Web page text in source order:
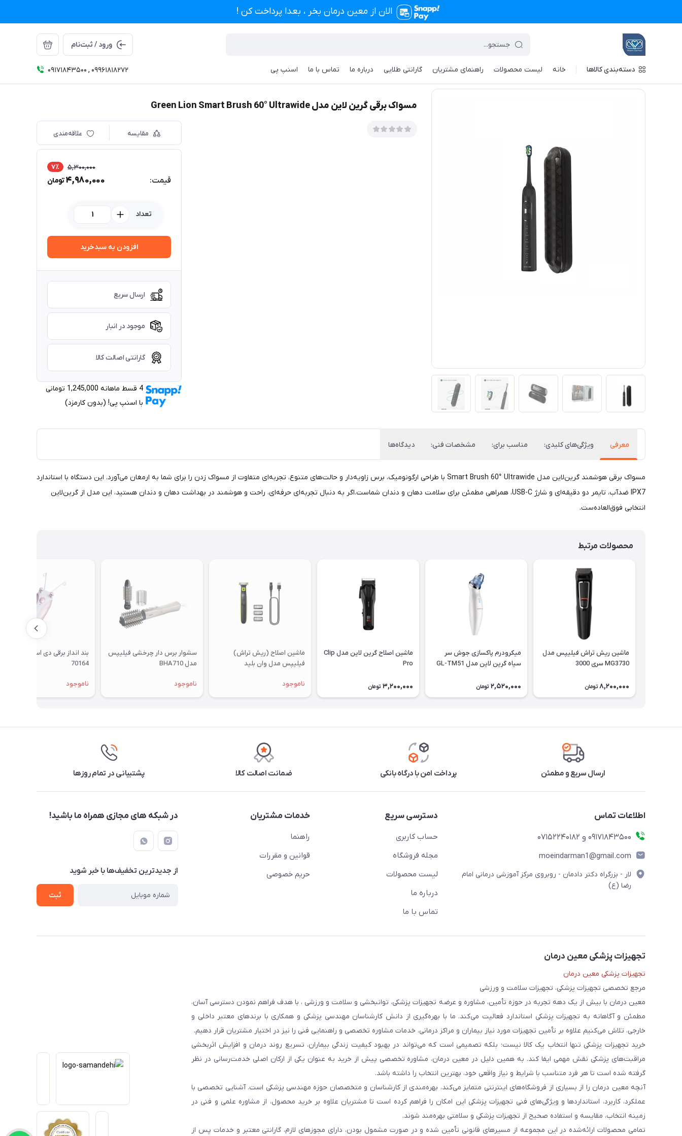
الان از معین درمان بخر ، بعدا پرداخت کن !
ورود / ثبت‌نام
دسته‌بندی کالاها خانه لیست محصولات راهنمای مشتریان گارانتی طلایی درباره ما تماس با ما اسنپ پی 09171843500 , 09961818272 تجهیزات پزشکی معین درمان / فهرست محصولات / مسواک برقی گرین لاین مدل Green Lion Smart Brush 60° Ultrawide
مسواک برقی گرین لاین مدل Green Lion Smart Brush 60° Ultrawide
مقایسه علاقه‌مندی
قیمت:
5,300,000 7٪
4,980,000تومان
تعداد
افزودن به سبدخرید
ارسال سریع
موجود در انبار
گارانتی اصالت کالا
4 قسط ماهانه 1,245,000 تومانی
با اسنپ ‌پی! (بدون کارمزد)
معرفی ویژگی‌های کلیدی: مناسب برای: مشخصات فنی: دیدگاه‌ها
مسواک برقی هوشمند گرین‌لاین مدل Smart Brush 60° Ultrawide با طراحی ارگونومیک، برس زاویه‌دار و حالت‌های متنوع، تجربه‌ای متفاوت از مسواک زدن را برای شما به ارمغان می‌آورد. این دستگاه با استاندارد
IPX7 ضدآب، تایمر دو دقیقه‌ای و شارژ USB-C، همراهی مطمئن برای سلامت دهان و دندان شماست.اگر به دنبال تجربه‌ای حرفه‌ای، راحت و هوشمند در بهداشت دهان و دندان هستید، این مدل از گرین‌لاین
انتخابی فوق‌العاده‌ست.
محصولات مرتبط
ماشین ریش تراش فیلیپس مدل
MG3730 سری 3000
8,200,000 تومان
میکرودرم پاکسازی جوش سر
سیاه گرین لاین مدل GL-TM51
2,520,000 تومان
ماشین اصلاح گرین لاین مدل Clip
Pro
3,200,000 تومان
ماشین اصلاح (ریش تراش)
فیلیپس مدل وان بلید
ناموجود
سشوار برس دار چرخشی فیلیپس
مدل BHA710
ناموجود
بند انداز برقی دی اس پی مدل
70164
ناموجود
ارسال سریع و مطمئن پرداخت امن با درگاه بانکی ضمانت اصالت کالا پشتیبانی در تمام روزها
اطلاعات تماس
09171843500 و 07152240182
moeindarman1@gmail.com
لار - بزرگراه دکتر دادمان - روبروی مرکز آموزشی درمانی امام
رضا (ع)
دسترسی سریع
حساب کاربری
مجله فروشگاه
لیست محصولات
درباره ما
تماس با ما
خدمات مشتریان
راهنما
قوانین و مقررات
حریم خصوصی
در شبکه های مجازی همراه ما باشید!
از جدید‌ترین تخفیف‌ها با‌ خبر شوید
ثبت
تجهیزات پزشکی معین درمان
تجهیزات پزشکی معین درمان
مرجع تخصصی تجهیزات پزشکی، تجهیزات سلامت و ورزشی
معین درمان با بیش از یک دهه تجربه در حوزه تأمین، مشاوره و عرضه تجهیزات پزشکی، توانبخشی و سلامت و ورزشی ، با هدف فراهم نمودن دسترسی آسان،
مطمئن و آگاهانه به تجهیزات پزشکی استاندارد فعالیت می‌کند. ما با بهره‌گیری از دانش کارشناسان مهندسی پزشکی و همکاری با برندهای معتبر داخلی و
خارجی، تلاش می‌کنیم علاوه بر تأمین تجهیزات مورد نیاز بیماران و مراکز درمانی، خدمات مشاوره تخصصی و راهنمایی فنی را نیز در اختیار مشتریان قرار دهیم.
خرید تجهیزات پزشکی تنها انتخاب یک کالا نیست؛ بلکه تصمیمی است که می‌تواند در بهبود کیفیت زندگی بیماران، تسریع روند درمان و افزایش اثربخشی
مراقبت‌های پزشکی نقش مهمی ایفا کند. به همین دلیل در معین درمان، مشاوره تخصصی پیش از خرید به عنوان یکی از ارکان اصلی خدمت‌رسانی در نظر
گرفته شده است تا هر فرد متناسب با شرایط و نیاز واقعی خود، بهترین انتخاب را داشته باشد.
آنچه معین درمان را از بسیاری از فروشگاه‌های اینترنتی متمایز می‌کند، بهره‌مندی از کارشناسان و متخصصان حوزه مهندسی پزشکی است. آشنایی تخصصی با
عملکرد، کاربرد، استانداردها و ویژگی‌های فنی تجهیزات پزشکی این امکان را فراهم کرده است تا مشتریان علاوه بر خرید محصول، از مشاوره علمی و فنی در
زمینه انتخاب، مقایسه و استفاده صحیح از تجهیزات پزشکی و سلامتی بهره‌مند شوند.
تمامی محصولات ارائه‌شده در این مجموعه از مسیرهای قانونی تأمین شده و در صورت مشمول بودن، دارای مجوزهای لازم، گارانتی معتبر و خدمات پس از